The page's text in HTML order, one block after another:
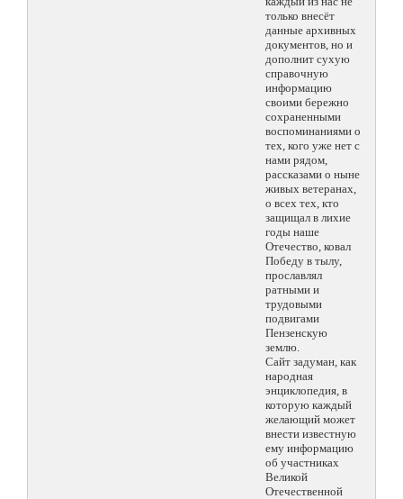
только внесёт
данные архивных
документов, но и
дополнит сухую
справочную
информацию
своими бережно
сохраненными
воспоминаниями о
тех, кого уже нет с
нами рядом,
рассказами о ныне
живых ветеранах,
о всех тех, кто
защищал в лихие
годы наше
Отечество, ковал
Победу в тылу,
прославлял
ратными и
трудовыми
подвигами
Пензенскую
землю.
Сайт задуман, как
народная
энциклопедия, в
которую каждый
желающий может
внести известную
ему информацию
об участниках
Великой
Отечественной